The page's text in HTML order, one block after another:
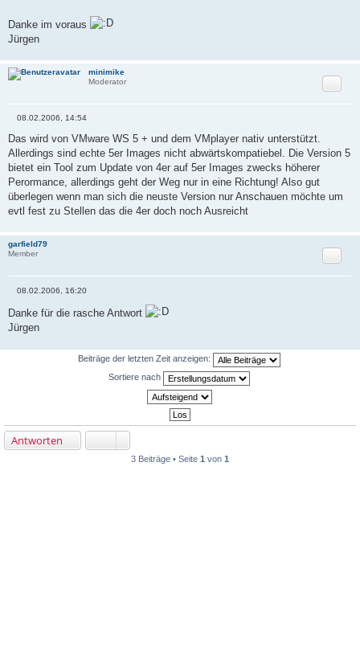
Danke im voraus
Jürgen
minimike
Moderator
Zitat
i
a
g
08.02.2006, 14:54
Das wird von VMware WS 5 + und dem VMplayer nativ unterstützt.
Allerdings sind echte 5er Images nicht abwärtskompatiebel. Die Version 5
bietet ein Tool zum Update von 4er auf 5er Images zwecks höherer
Perormance, allerdings geht der Weg nur in eine Richtung! Also gut
überlegen wenn man sich die neuste Version nur Anschauen möchte um
evtl fest zu Stellen das die 4er doch noch Ausreicht
garfield79
Member
Zitat
i
t
08.02.2006, 16:20
Danke für die rasche Antwort
Jürgen
Beiträge der letzten Zeit anzeigen:
Sortiere nach
Antworten
3 Beiträge • Seite 1 von 1